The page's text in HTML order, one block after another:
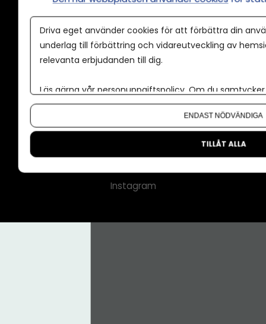
Annonspolicy
Tillgänglighet
Kontakt
Nyhetsbrev
CMS för medier
Instagram
Driva eget använder cookies för att förbättra din
underlag till förbättring och vidareutveckling av
relevanta erbjudanden till dig.
Läs gärna vår personuppgiftspolicy. Om du
Om du vill ändra ditt val i efterhand hittar du den
ENDAST NÖDVÄNDIGA
TILLÅT ALLA